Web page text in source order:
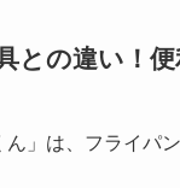
との違い！
ん」は、フライパ